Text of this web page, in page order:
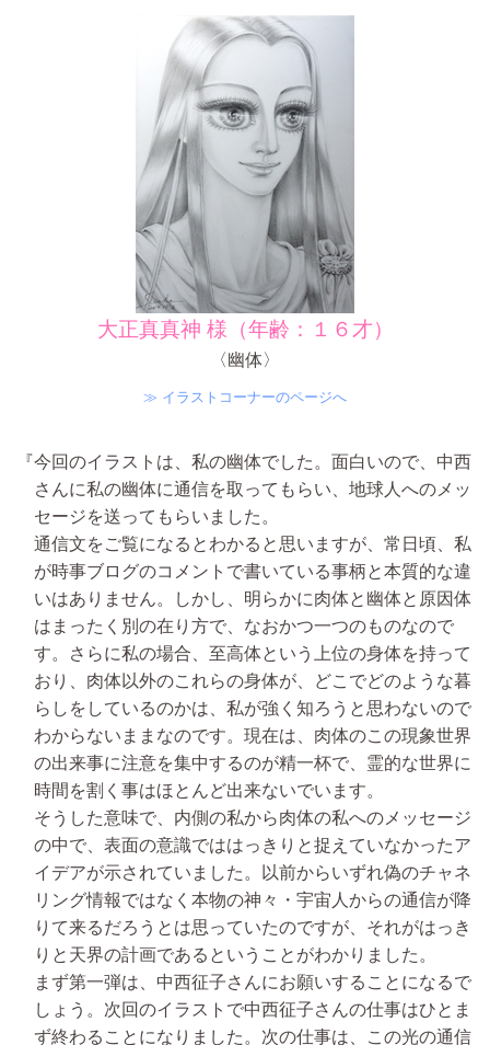
大正真真神 様（年齢：１６才）
〈幽体〉
≫ イラストコーナーのページへ
『今回のイラストは、私の幽体でした。面白いので、中西
さんに私の幽体に通信を取ってもらい、地球人へのメッ
セージを送ってもらいました。
通信文をご覧になるとわかると思いますが、常日頃、私
が時事ブログのコメントで書いている事柄と本質的な違
いはありません。しかし、明らかに肉体と幽体と原因体
はまったく別の在り方で、なおかつ一つのものなので
す。さらに私の場合、至高体という上位の身体を持って
おり、肉体以外のこれらの身体が、どこでどのような暮
らしをしているのかは、私が強く知ろうと思わないので
わからないままなのです。現在は、肉体のこの現象世界
の出来事に注意を集中するのが精一杯で、霊的な世界に
時間を割く事はほとんど出来ないでいます。
そうした意味で、内側の私から肉体の私へのメッセージ
の中で、表面の意識でははっきりと捉えていなかったア
イデアが示されていました。以前からいずれ偽のチャネ
リング情報ではなく本物の神々・宇宙人からの通信が降
りて来るだろうとは思っていたのですが、それがはっき
りと天界の計画であるということがわかりました。
まず第一弾は、中西征子さんにお願いすることになるで
しょう。次回のイラストで中西征子さんの仕事はひとま
ず終わることになりました。次の仕事は、この光の通信